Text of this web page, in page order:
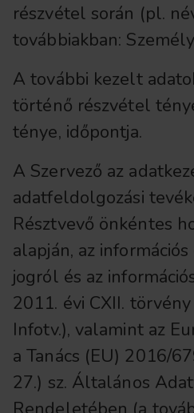
részvétel során (pl.
továbbiakban:
A további kezelt
történő részvétel
ténye, időpontja.
A Szervező az
adatfeldolgozási
Résztvevő önkéntes
alapján, az
jogról és az
2011. évi CXII.
Infotv.), valamint az
a Tanács (EU) 2016/
27.) sz. Általános